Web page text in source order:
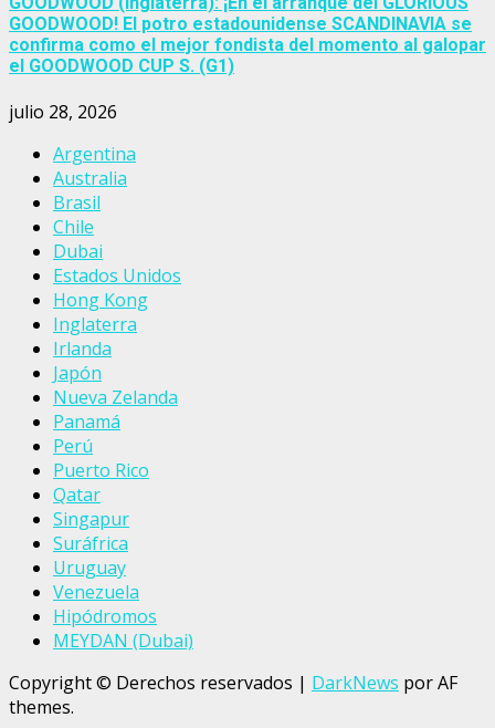
GOODWOOD! El potro estadounidense SCANDINAVIA se
confirma como el mejor fondista del momento al galopar
el GOODWOOD CUP S. (G1)
julio 28, 2026
Argentina
Australia
Brasil
Chile
Dubai
Estados Unidos
Hong Kong
Inglaterra
Irlanda
Japón
Nueva Zelanda
Panamá
Perú
Puerto Rico
Qatar
Singapur
Suráfrica
Uruguay
Venezuela
Hipódromos
MEYDAN (Dubai)
Copyright © Derechos reservados | DarkNews por AF
themes.